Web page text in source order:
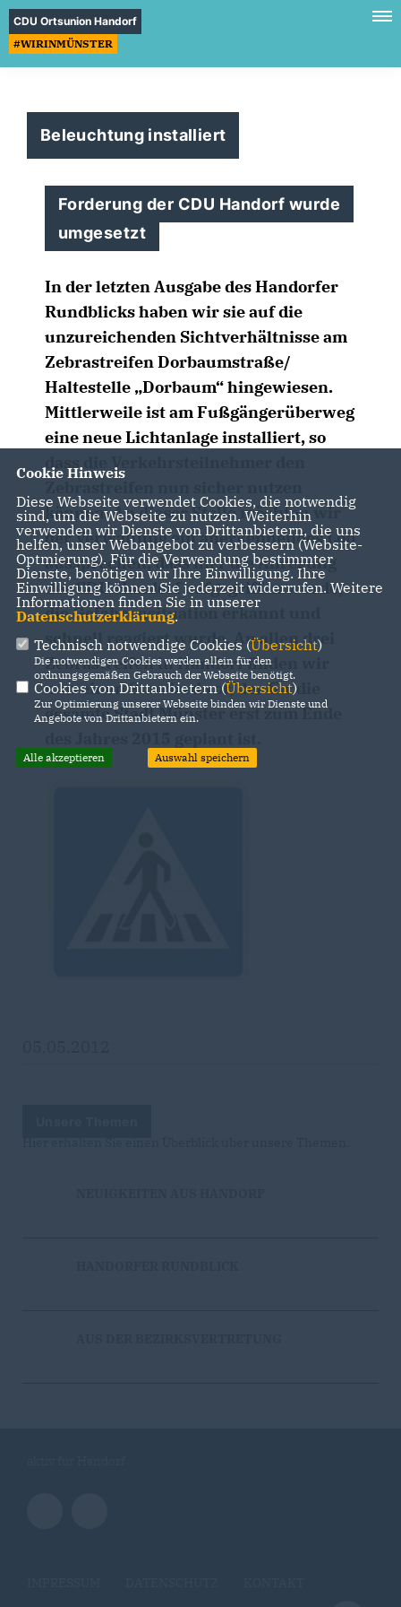
CDU Ortsunion Handorf
#WIRINMÜNSTER
Beleuchtung installiert
Forderung der CDU Handorf wurde
umgesetzt
In der letzten Ausgabe des Handorfer
Rundblicks haben wir sie auf die
unzureichenden Sichtverhältnisse am
Zebrastreifen Dorbaumstraße/
Haltestelle „Dorbaum“ hingewiesen.
Mittlerweile ist am Fußgängerüberweg
eine neue Lichtanlage installiert, so
dass die Verkehrsteilnehmer den
können. An dieser Stelle möchten wir
der Verwaltung ein anerkennendes Lob
aussprechen, dass hier die Anregung
der CDU Handorf aufgegriffen wurde,
die Gefahrensituation erkannt und
schnell reagiert wurde. An allen drei
Zebrastreifen in Handorf finden wir
nun einen Standard vor, der für die
gesamte Stadt Münster erst zum Ende
Cookie Hinweis
Diese Webseite verwendet Cookies, die notwendig
sind, um die Webseite zu nutzen. Weiterhin
verwenden wir Dienste von Drittanbietern, die uns
helfen, unser Webangebot zu verbessern (Website-
Optmierung). Für die Verwendung bestimmter
Dienste, benötigen wir Ihre Einwilligung. Ihre
Einwilligung können Sie jederzeit widerrufen. Weitere
Informationen finden Sie in unserer
Datenschutzerklärung.
Technisch notwendige Cookies (Übersicht)
Die notwendigen Cookies werden allein für den
ordnungsgemäßen Gebrauch der Webseite benötigt.
Cookies von Drittanbietern (Übersicht)
Zur Optimierung unserer Webseite binden wir Dienste und
Angebote von Drittanbietern ein.
Alle akzeptieren Auswahl speichern